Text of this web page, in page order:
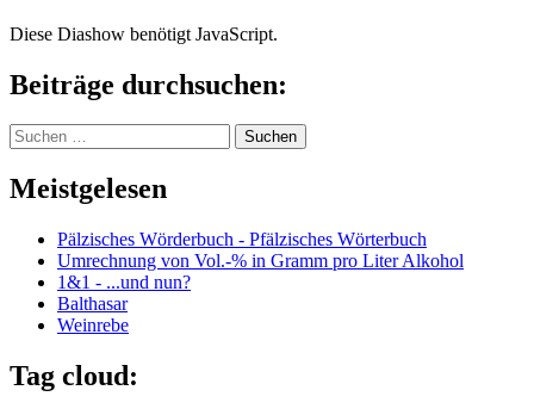
Diese Diashow benötigt JavaScript.
Beiträge durchsuchen:
Suchen
nach:
Meistgelesen
Pälzisches Wörderbuch - Pfälzisches Wörterbuch
Umrechnung von Vol.-% in Gramm pro Liter Alkohol
1&1 - ...und nun?
Balthasar
Weinrebe
Tag cloud: